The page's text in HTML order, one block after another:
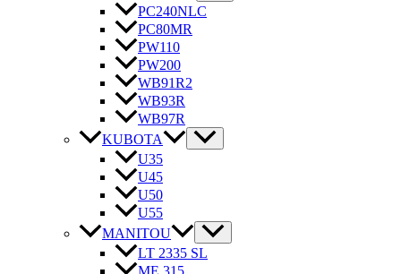
PC240NLC
PC80MR
PW110
PW200
WB91R2
WB93R
WB97R
KUBOTA
U35
U45
U50
U55
MANITOU
LT 2335 SL